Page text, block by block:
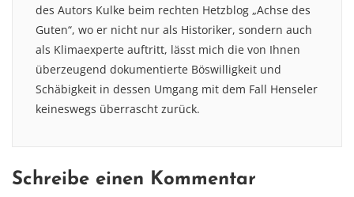
des Autors Kulke beim rechten Hetzblog „Achse des
Guten“, wo er nicht nur als Historiker, sondern auch
als Klimaexperte auftritt, lässt mich die von Ihnen
überzeugend dokumentierte Böswilligkeit und
Schäbigkeit in dessen Umgang mit dem Fall Henseler
keineswegs überrascht zurück.
Schreibe einen Kommentar